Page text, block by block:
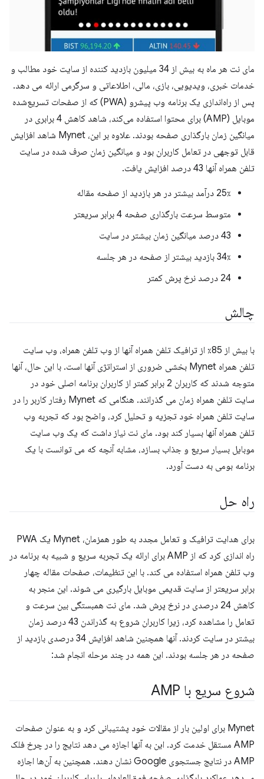
مای نت هر ماه به بیش از 34 میلیون بازدید کننده از سایت خود مطالب و
خدمات خبری، ویدیویی، بازی، مالی، اطلاعاتی و سرگرمی ارائه می دهد.
پس از راه‌اندازی یک برنامه وب پیشرو (PWA) که از صفحات تسریع‌شده
موبایل (AMP) برای محتوا استفاده می‌کند، شاهد کاهش 4 برابری در
میانگین زمان بارگذاری صفحه بودند. علاوه بر این، Mynet شاهد افزایش
قابل توجهی در تعامل کاربران بود و میانگین زمان صرف شده در سایت
تلفن همراه آنها 43 درصد افزایش یافت.
25٪ درآمد بیشتر در هر بازدید از صفحه مقاله
متوسط ​​سرعت بارگذاری صفحه 4 برابر سریعتر
43 درصد میانگین زمان بیشتر در سایت
34٪ بازدید بیشتر از صفحه در هر جلسه
24 درصد نرخ پرش کمتر
چالش
با بیش از 85٪ از ترافیک تلفن همراه آنها از وب تلفن همراه، وب سایت
تلفن همراه Mynet بخشی ضروری از استراتژی آنها است. با این حال، آنها
متوجه شدند که کاربران 2 برابر کمتر از کاربران برنامه اصلی خود در
سایت تلفن همراه زمان می گذرانند. هنگامی که Mynet رفتار کاربر را در
سایت تلفن همراه خود تجزیه و تحلیل کرد، واضح بود که تجربه وب
تلفن همراه آنها بسیار کند بود. مای نت نیاز داشت که یک وب سایت
موبایل بسیار سریع و جذاب بسازد، مشابه آنچه که می توانست با یک
برنامه بومی به دست آورد.
راه حل
برای هدایت ترافیک و تعامل مجدد به طور همزمان، Mynet یک PWA
راه اندازی کرد که از AMP برای ارائه یک تجربه سریع و شبیه به برنامه در
وب تلفن همراه استفاده می کند. با این تنظیمات، صفحات مقاله چهار
برابر سریعتر از سایت قدیمی موبایل بارگیری می شوند. این منجر به
کاهش 24 درصدی در نرخ پرش شد. مای نت همبستگی بین سرعت و
تعامل را مشاهده کرد، زیرا کاربران شروع به گذراندن 43 درصد زمان
بیشتر در سایت کردند. آنها همچنین شاهد افزایش 34 درصدی بازدید از
صفحه در هر جلسه بودند. این همه در چند مرحله انجام شد:
شروع سریع با AMP
Mynet برای اولین بار از مقالات خود پشتیبانی کرد و به عنوان صفحات
AMP مستقل خدمت کرد. این به آنها اجازه می دهد نتایج را در چرخ فلک
AMP در نتایج جستجوی Google نشان دهند. همچنین به آن‌ها اجازه